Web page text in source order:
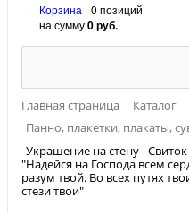
Корзина
0 позиций
на сумму0 руб.
Главная страница Каталог
Панно, плакетки, плакаты,
Украшение на стену -
"Надейся на Господа всем
разум твой. Во всех путях
стези твои"